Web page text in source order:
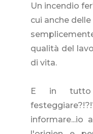
Un incendio
cui anche
qualità del
di vita.
E in tutto
informare...io